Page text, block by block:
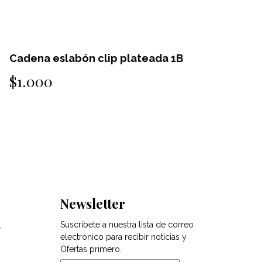
Cadena eslabón clip plateada 1B
$1.000
Newsletter
Suscríbete a nuestra lista de correo
electrónico para recibir noticias y
Ofertas primero.